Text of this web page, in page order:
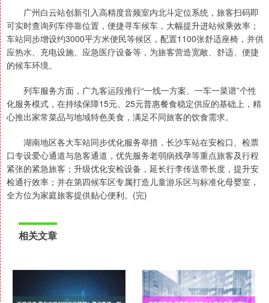
广州白云站创新引入高精度音频室内北斗定位系统，旅客扫码即
可实时查询列车停靠位置，便捷寻车候车，大幅提升进站候乘效率；
车站同步增设约3000平方米便民等候区，配置1100张舒适座椅，并供
应热水、充电设施、应急医疗设备等，为旅客营造宽敞、舒适、便捷
的候车环境。
列车服务方面，广九客运段推行“一线一方案、一车一菜谱”个性
化服务模式，在持续保障15元、25元普惠餐食稳定供应的基础上，精
心推出家常菜品与地域特色美食，满足不同旅客的饮食需求。
湖南地区各大车站同步优化服务举措，长沙车站在安检口、检票
口专设爱心通道与急客通道，优先服务老弱病残孕等重点旅客及行程
紧张的紧急旅客；升级优化安检设备，延长行李传送带长度，提升安
检通行效率；并在第四候车区专属打造儿童游乐区与标准化母婴室，
全方位为家庭旅客提供贴心便利。(完)
相关文章